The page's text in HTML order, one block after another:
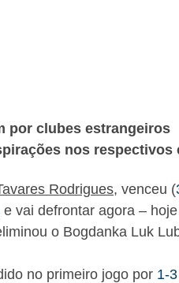
por clubes estrangeiros
nos respectivos
Rodrigues, venceu (
e vai defrontar agora –
o Bogdanka Luk
no primeiro jogo por 1-3